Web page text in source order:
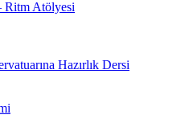
Ritm Atölyesi
Hazırlık Dersi